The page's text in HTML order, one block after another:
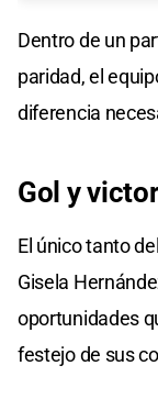
Dentro de un
paridad, el
diferencia
Gol y
El único tanto
Gisela
oportunidades
festejo de sus